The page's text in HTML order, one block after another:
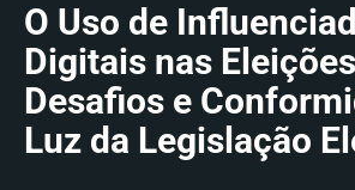
O Uso de
Digitais nas
Desafios e
Luz da Legislação